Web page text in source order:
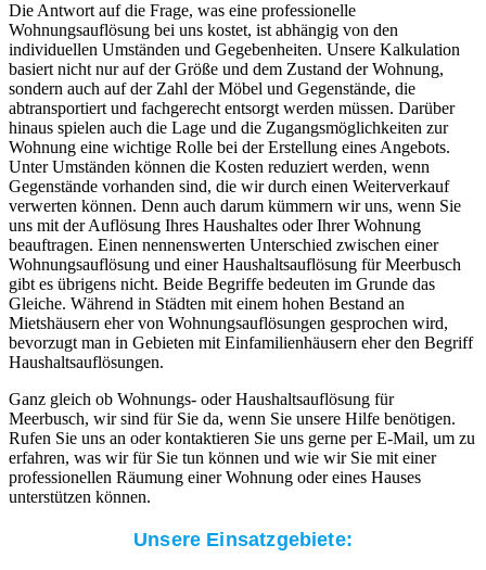
Die Antwort auf die Frage, was eine professionelle
Wohnungsauflösung bei uns kostet, ist abhängig von den
individuellen Umständen und Gegebenheiten. Unsere Kalkulation
basiert nicht nur auf der Größe und dem Zustand der Wohnung,
sondern auch auf der Zahl der Möbel und Gegenstände, die
abtransportiert und fachgerecht entsorgt werden müssen. Darüber
hinaus spielen auch die Lage und die Zugangsmöglichkeiten zur
Wohnung eine wichtige Rolle bei der Erstellung eines Angebots.
Unter Umständen können die Kosten reduziert werden, wenn
Gegenstände vorhanden sind, die wir durch einen Weiterverkauf
verwerten können. Denn auch darum kümmern wir uns, wenn Sie
uns mit der Auflösung Ihres Haushaltes oder Ihrer Wohnung
beauftragen. Einen nennenswerten Unterschied zwischen einer
Wohnungsauflösung und einer Haushaltsauflösung für Meerbusch
gibt es übrigens nicht. Beide Begriffe bedeuten im Grunde das
Gleiche. Während in Städten mit einem hohen Bestand an
Mietshäusern eher von Wohnungsauflösungen gesprochen wird,
bevorzugt man in Gebieten mit Einfamilienhäusern eher den Begriff
Haushaltsauflösungen.
Ganz gleich ob Wohnungs- oder Haushaltsauflösung für
Meerbusch, wir sind für Sie da, wenn Sie unsere Hilfe benötigen.
Rufen Sie uns an oder kontaktieren Sie uns gerne per E-Mail, um zu
erfahren, was wir für Sie tun können und wie wir Sie mit einer
professionellen Räumung einer Wohnung oder eines Hauses
unterstützen können.
Unsere Einsatzgebiete: